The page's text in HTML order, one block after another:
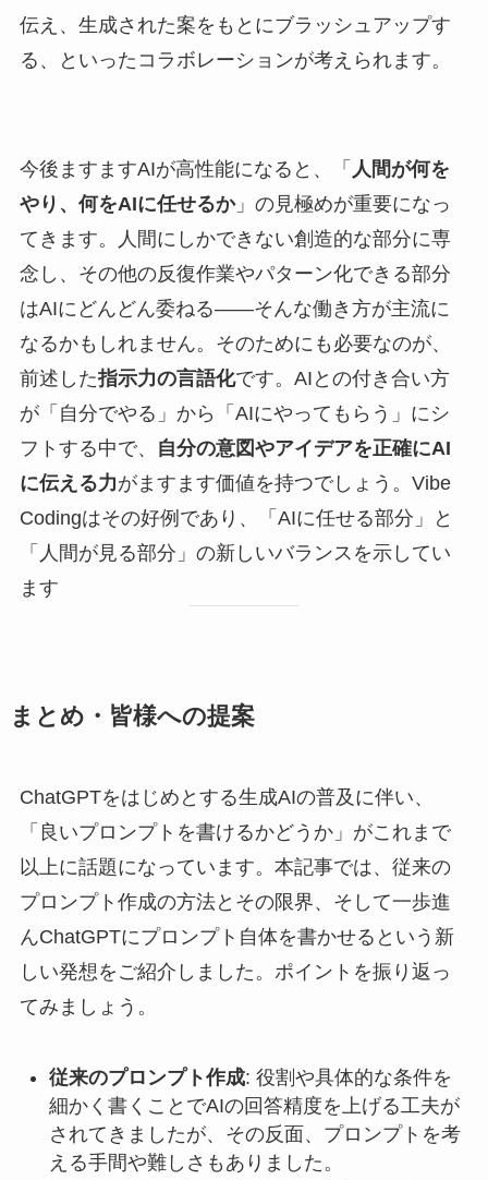
伝え、生成された案をもとにブラッシュアップす
る、といったコラボレーションが考えられます。
今後ますますAIが高性能になると、「 人間が何を
やり、何をAIに任せるか」の見極めが重要になっ
てきます。人間にしかできない創造的な部分に専
念し、その他の反復作業やパターン化できる部分
はAIにどんどん委ねる――そんな働き方が主流に
なるかもしれません。そのためにも必要なのが、
前述した指示力の言語化です。AIとの付き合い方
が「自分でやる」から「AIにやってもらう」にシ
フトする中で、
自分の意図やアイデアを正確にAI
に伝える力がますます価値を持つでしょう。Vibe
Codingはその好例であり、「AIに任せる部分」と
「人間が見る部分」の新しいバランスを示してい
ます
まとめ・皆様への提案
ChatGPTをはじめとする生成AIの普及に伴い、
「良いプロンプトを書けるかどうか」がこれまで
以上に話題になっています。本記事では、従来の
プロンプト作成の方法とその限界、そして一歩進
んChatGPTにプロンプト自体を書かせるという新
しい発想をご紹介しました。ポイントを振り返っ
てみましょう。
従来のプロンプト作成: 役割や具体的な条件を
細かく書くことでAIの回答精度を上げる工夫が
されてきましたが、その反面、プロンプトを考
える手間や難しさもありました。